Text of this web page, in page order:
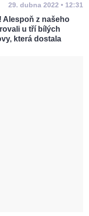
29. dubna 2022 • 12:31
Alespoň z našeho
u tří bílých
která dostala